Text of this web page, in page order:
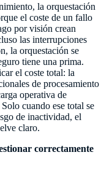
la orquestación
el coste de un fallo
por visión crean
las interrupciones
la orquestación se
tiene una prima.
el coste total: la
de procesamiento
operativa de
cuando ese total se
de inactividad, el
claro.
correctamente